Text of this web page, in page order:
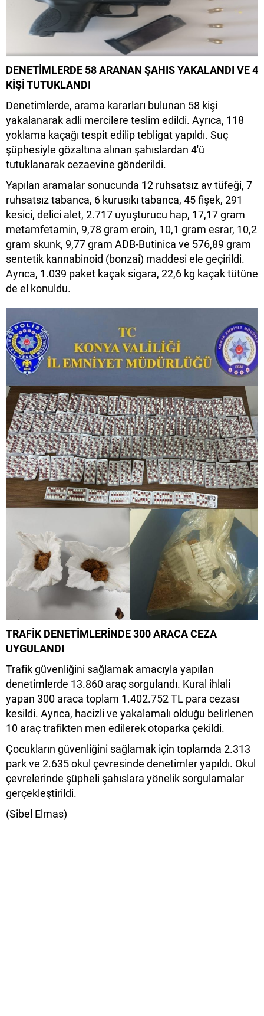
DENETİMLERDE 58 ARANAN ŞAHIS YAKALANDI VE 4
KİŞİ TUTUKLANDI
Denetimlerde, arama kararları bulunan 58 kişi
yakalanarak adli mercilere teslim edildi. Ayrıca, 118
yoklama kaçağı tespit edilip tebligat yapıldı. Suç
şüphesiyle gözaltına alınan şahıslardan 4'ü
tutuklanarak cezaevine gönderildi.
Yapılan aramalar sonucunda 12 ruhsatsız av tüfeği, 7
ruhsatsız tabanca, 6 kurusıkı tabanca, 45 fişek, 291
kesici, delici alet, 2.717 uyuşturucu hap, 17,17 gram
metamfetamin, 9,78 gram eroin, 10,1 gram esrar, 10,2
gram skunk, 9,77 gram ADB-Butinica ve 576,89 gram
sentetik kannabinoid (bonzai) maddesi ele geçirildi.
Ayrıca, 1.039 paket kaçak sigara, 22,6 kg kaçak tütüne
de el konuldu.
TRAFİK DENETİMLERİNDE 300 ARACA CEZA
UYGULANDI
Trafik güvenliğini sağlamak amacıyla yapılan
denetimlerde 13.860 araç sorgulandı. Kural ihlali
yapan 300 araca toplam 1.402.752 TL para cezası
kesildi. Ayrıca, hacizli ve yakalamalı olduğu belirlenen
10 araç trafikten men edilerek otoparka çekildi.
Çocukların güvenliğini sağlamak için toplamda 2.313
park ve 2.635 okul çevresinde denetimler yapıldı. Okul
çevrelerinde şüpheli şahıslara yönelik sorgulamalar
gerçekleştirildi.
(Sibel Elmas)